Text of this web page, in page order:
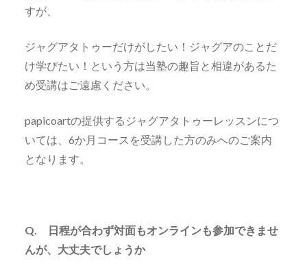
すが、
ジャグアタトゥーだけがしたい！ジャグアのことだ
け学びたい！という方は当塾の趣旨と相違があるた
め受講はご遠慮ください。
papicoartの提供するジャグアタトゥーレッスンにつ
いては、6か月コースを受講した方のみへのご案内
となります。
Q. 日程が合わず対面もオンラインも参加できませ
んが、大丈夫でしょうか